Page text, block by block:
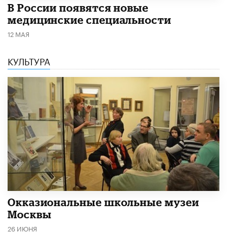
В России появятся новые
медицинские специальности
12 МАЯ
КУЛЬТУРА
​Окказиональные школьные музеи
Москвы
26 ИЮНЯ